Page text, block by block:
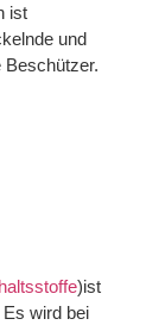
ist
und
Beschützer.
)ist
wird bei